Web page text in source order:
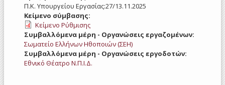
Π.Κ. Υπουργείου Εργασίας:27/13.11.2025
Κείμενο σύμβασης:
Κείμενο Ρύθμισης
Συμβαλλόμενα μέρη - Οργανώσεις εργαζομένων:
Σωματείο Ελλήνων Ηθοποιών (ΣΕΗ)
Συμβαλλόμενα μέρη - Οργανώσεις εργοδοτών:
Εθνικό Θέατρο Ν.Π.Ι.Δ.